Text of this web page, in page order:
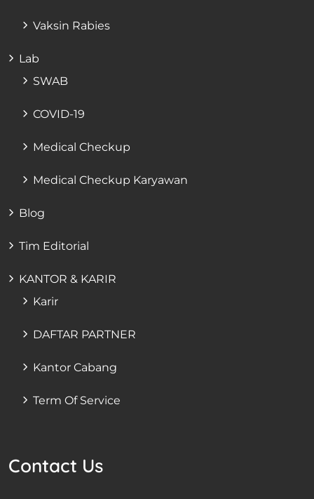
Vaksin Rabies
Lab
SWAB
COVID-19
Medical Checkup
Medical Checkup Karyawan
Blog
Tim Editorial
KANTOR & KARIR
Karir
DAFTAR PARTNER
Kantor Cabang
Term Of Service
Contact Us